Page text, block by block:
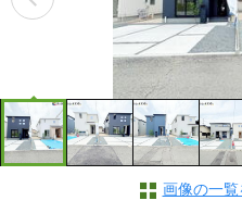
画像の一覧